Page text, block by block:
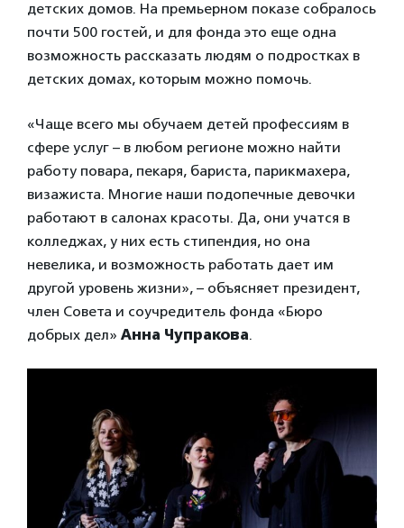
детских домов. На премьерном показе собралось
почти 500 гостей, и для фонда это еще одна
возможность рассказать людям о подростках в
детских домах, которым можно помочь.
«Чаще всего мы обучаем детей профессиям в
сфере услуг – в любом регионе можно найти
работу повара, пекаря, бариста, парикмахера,
визажиста. Многие наши подопечные девочки
работают в салонах красоты. Да, они учатся в
колледжах, у них есть стипендия, но она
невелика, и возможность работать дает им
другой уровень жизни», – объясняет президент,
член Совета и соучредитель фонда «Бюро
добрых дел» Анна Чупракова.